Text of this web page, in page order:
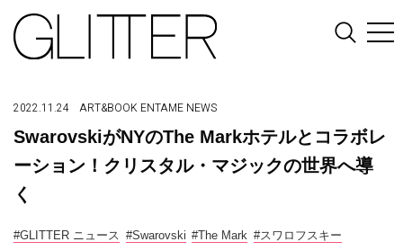
2022.11.24 ART&BOOK ENTAME NEWS
SwarovskiがNYのThe Markホテルとコラボレ
ーション！クリスタル・マジックの世界へ導
く
#GLITTER ニュース #Swarovski #The Mark #スワロフスキー